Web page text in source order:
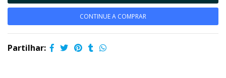
CONTINUE A COMPRAR
Partilhar: